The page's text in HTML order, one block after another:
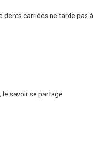
dents carriées ne tarde pas à
le savoir se partage